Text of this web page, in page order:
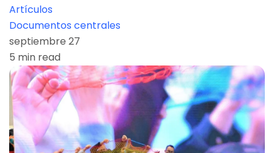
Artículos
Documentos centrales
septiembre 27
5 min read